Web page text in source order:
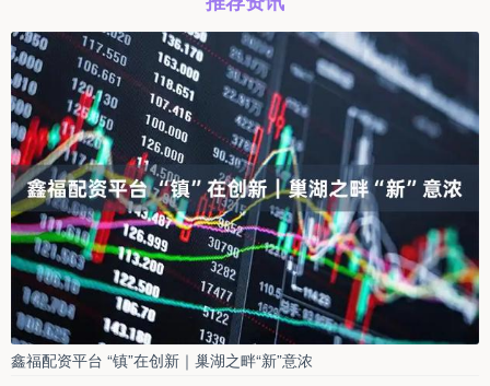
鑫福配资平台 “镇”在创新｜巢湖之畔“新”意浓